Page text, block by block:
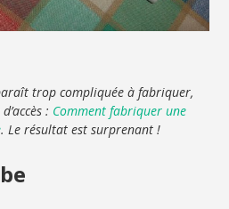
trop compliquée à fabriquer,
: Comment fabriquer une
. Le résultat est surprenant !